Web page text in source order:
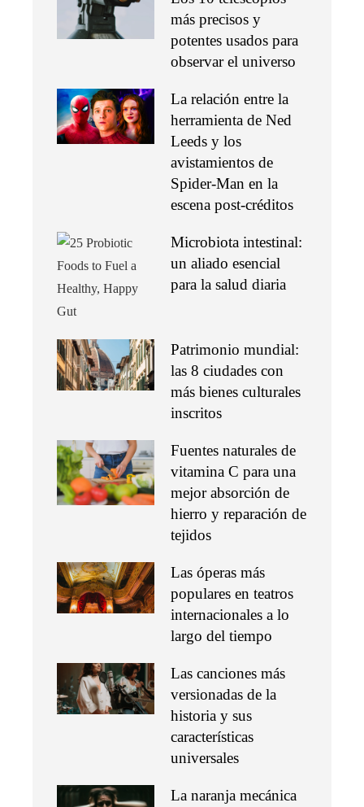
más precisos y
potentes usados para
observar el universo
La relación entre la
herramienta de Ned
Leeds y los
avistamientos de
Spider-Man en la
escena post-créditos
Microbiota intestinal:
un aliado esencial
para la salud diaria
Patrimonio mundial:
las 8 ciudades con
más bienes culturales
inscritos
Fuentes naturales de
vitamina C para una
mejor absorción de
hierro y reparación de
tejidos
Las óperas más
populares en teatros
internacionales a lo
largo del tiempo
Las canciones más
versionadas de la
historia y sus
características
universales
La naranja mecánica